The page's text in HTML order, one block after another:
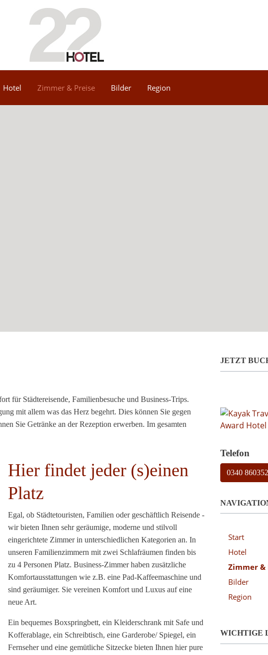
Hotel Zimmer & Preise Bilder Region
für Städtereisende, Familienbesuche und Business-Trips.
mit allem was das Herz begehrt. Dies können Sie gegen
Sie Getränke an der Rezeption erwerben. Im gesamten
Hier findet jeder (s)einen
Platz
Egal, ob Städtetouristen, Familien oder geschäftlich Reisende -
wir bieten Ihnen sehr geräumige, moderne und stilvoll
eingerichtete Zimmer in unterschiedlichen Kategorien an. In
unseren Familienzimmern mit zwei Schlafräumen finden bis
zu 4 Personen Platz. Business-Zimmer haben zusätzliche
Komfortausstattungen wie z.B. eine Pad-Kaffeemaschine und
sind geräumiger. Sie vereinen Komfort und Luxus auf eine
neue Art.
Ein bequemes Boxspringbett, ein Kleiderschrank mit Safe und
Kofferablage, ein Schreibtisch, eine Garderobe/ Spiegel, ein
Fernseher und eine gemütliche Sitzecke bieten Ihnen hier pure
JETZT
Telefon
0340
Start
Hotel
Zimmer &
Bilder
Region
WICHTIGE